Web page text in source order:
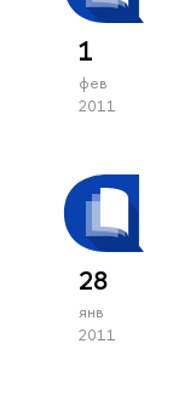
1
фев
2011
28
янв
2011